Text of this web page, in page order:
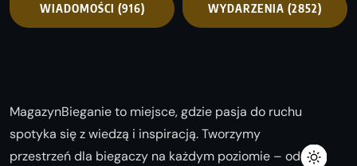
WIADOMOŚCI (916) WYDARZENIA (2852)
MagazynBieganie to miejsce, gdzie pasja do ruchu
spotyka się z wiedzą i inspiracją. Tworzymy
przestrzeń dla biegaczy na każdym poziomie – od